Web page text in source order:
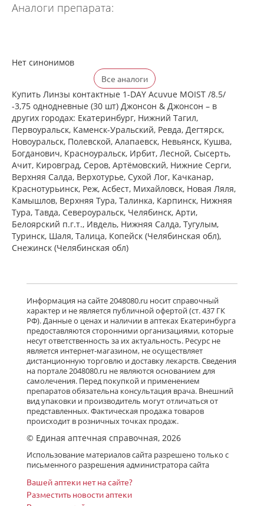
Аналоги препарата:
Нет синонимов
Все аналоги
Купить Линзы контактные 1-DAY Acuvue MOIST /8.5/
-3,75 однодневные (30 шт) Джонсон & Джонсон – в
других городах: Екатеринбург, Нижний Тагил,
Первоуральск, Каменск-Уральский, Ревда, Дегтярск,
Новоуральск, Полевской, Алапаевск, Невьянск, Кушва,
Богданович, Красноуральск, Ирбит, Лесной, Сысерть,
Ачит, Кировград, Серов, Артёмовский, Нижние Cерги,
Верхняя Салда, Верхотурье, Сухой Лог, Качканар,
Краснотурьинск, Реж, Асбест, Михайловск, Новая Ляля,
Камышлов, Верхняя Тура, Талинка, Карпинск, Нижняя
Тура, Тавда, Североуральск, Челябинск, Арти,
Белоярский п.г.т., Ивдель, Нижняя Салда, Тугулым,
Туринск, Шаля, Талица, Копейск (Челябинская обл),
Снежинск (Челябинская обл)
Информация на сайте 2048080.ru носит справочный
характер и не является публичной офертой (ст. 437 ГК
РФ). Данные о ценах и наличии в аптеках Екатеринбурга
предоставляются сторонними организациями, которые
несут ответственность за их актуальность. Ресурс не
является интернет-магазином, не осуществляет
дистанционную торговлю и доставку лекарств. Сведения
на портале 2048080.ru не являются основанием для
самолечения. Перед покупкой и применением
препаратов обязательна консультация врача. Внешний
вид упаковки и производитель могут отличаться от
представленных. Фактическая продажа товаров
происходит в розничных точках продаж.
© Единая аптечная справочная, 2026
Использование материалов сайта разрешено только с
письменного разрешения администратора сайта
Вашей аптеки нет на сайте?
Разместить новости аптеки